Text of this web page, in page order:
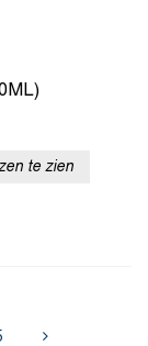
te zien